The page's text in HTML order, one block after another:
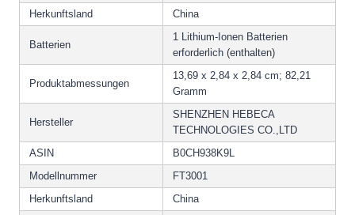
Herkunftsland
China
Batterien
1 Lithium-Ionen Batterien
erforderlich (enthalten)
Produktabmessungen
13,69 x 2,84 x 2,84 cm; 82,21
Gramm
Hersteller
SHENZHEN HEBECA
TECHNOLOGIES CO.,LTD
ASIN
B0CH938K9L
Modellnummer
FT3001
Herkunftsland
China